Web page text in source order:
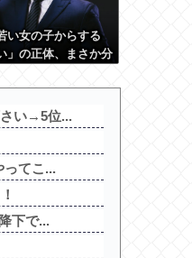
い女の子からする
」の正体、まさか分
w w w w w w w w
い→5位...
てこ...
下で...